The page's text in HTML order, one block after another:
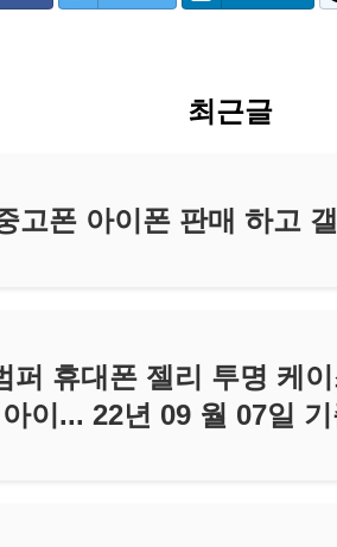
최근글
고폰 아이폰 판매 하고
퍼 휴대폰 젤리 투명 케
이... 22년 09 월 07일